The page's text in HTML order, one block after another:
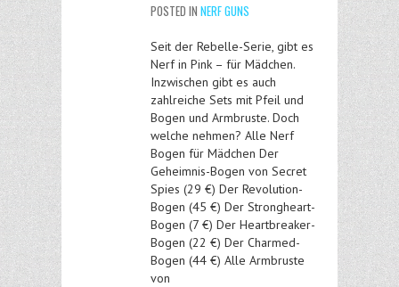
POSTED IN NERF GUNS
Seit der Rebelle-Serie, gibt es
Nerf in Pink – für Mädchen.
Inzwischen gibt es auch
zahlreiche Sets mit Pfeil und
Bogen und Armbruste. Doch
welche nehmen? Alle Nerf
Bogen für Mädchen Der
Geheimnis-Bogen von Secret
Spies (29 €) Der Revolution-
Bogen (45 €) Der Strongheart-
Bogen (7 €) Der Heartbreaker-
Bogen (22 €) Der Charmed-
Bogen (44 €) Alle Armbruste
von